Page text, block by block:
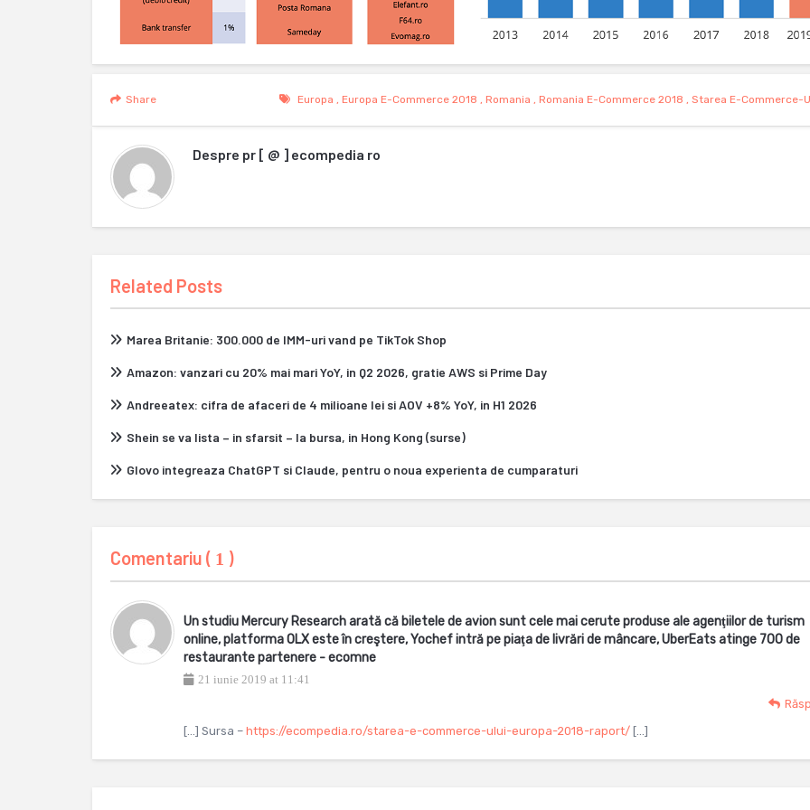
Europa , Europa E-Commerce 2018 , Romania , Romania E-Commerce 2018 , Starea E-Commerce-
Share
Despre pr [ @ ] ecompedia ro
Related Posts
Marea Britanie: 300.000 de IMM-uri vand pe TikTok Shop
Amazon: vanzari cu 20% mai mari YoY, in Q2 2026, gratie AWS si Prime Day
Andreeatex: cifra de afaceri de 4 milioane lei si AOV +8% YoY, in H1 2026
Shein se va lista – in sfarsit – la bursa, in Hong Kong (surse)
Glovo integreaza ChatGPT si Claude, pentru o noua experienta de cumparaturi
Comentariu ( 1 )
Un studiu Mercury Research arată că biletele de avion sunt cele mai cerute produse ale agenţiilor de turism
online, platforma OLX este în creştere, Yochef intră pe piaţa de livrări de mâncare, UberEats atinge 700 de
restaurante partenere - ecomne
21 iunie 2019 at 11:41
[…] Sursa – https://ecompedia.ro/starea-e-commerce-ului-europa-2018-raport/ […]